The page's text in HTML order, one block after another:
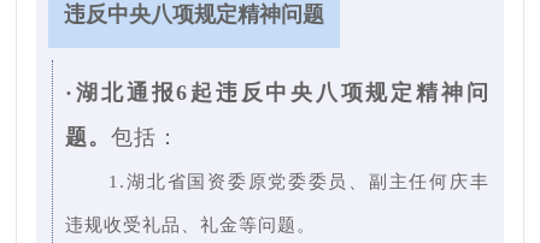
违反中央八项规定精神问题
·湖北通报6起违反中央八项规定精神问
题。包括：
1.湖北省国资委原党委委员、副主任何庆丰
违规收受礼品、礼金等问题。